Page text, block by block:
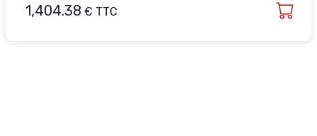
1,404.38 € TTC